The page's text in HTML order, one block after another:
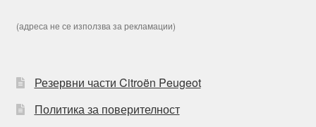
(адреса не се използва за рекламации)
Резервни части Citroën Peugeot
Политика за поверителност